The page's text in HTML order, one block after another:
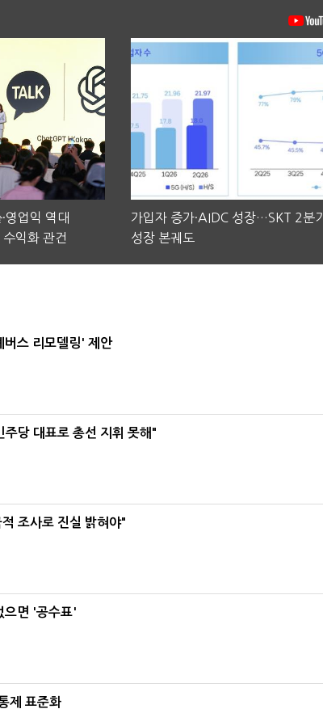
영업익 역대
익화 관건
가입자 증가·AIDC 성장…SKT 2분기
성장 본궤도
스 리모델링' 제안
당 대표로 총선 지휘 못해"
조사로 진실 밝혀야"
으면 '공수표'
제 표준화